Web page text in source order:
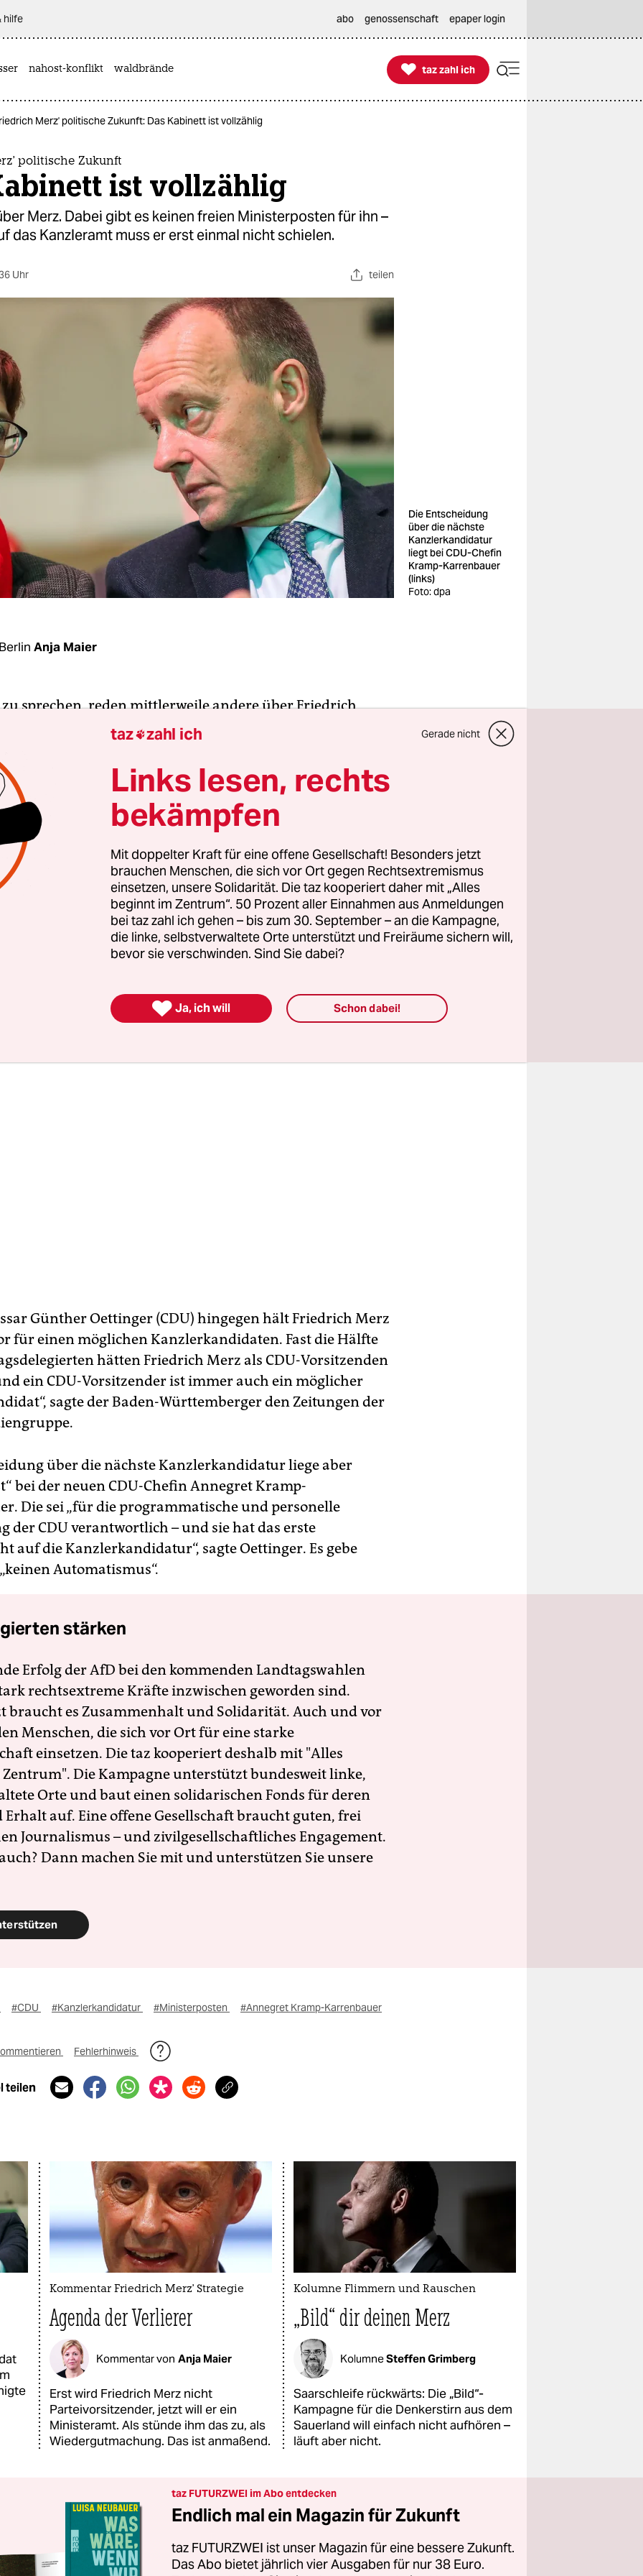
hilfe abo genossenschaft epaper login
nahost-konflikt waldbrände 
taz zahl ich
taz zahl ich
Merz' politische Zukunft: Das Kabinett ist vollzählig
politische Zukunft
ist vollzählig
Merz. Dabei gibt es keinen freien Ministerposten für ihn –
das Kanzleramt muss er erst einmal nicht schielen.
Uhr teilen
Die Entscheidung
über die nächste
Kanzlerkandidatur
liegt bei CDU-Chefin
Kramp-Karrenbauer
(links)
Foto: dpa
Anja Maier
zu sprechen, reden mittlerweile andere über Friedrich
hatte sich der beim CDU-Parteitag knapp gescheiterte
Mitte Dezember gemeldet. Der
Zeitung
gegenüber hatte der Rechtsanwalt und Lobbyist
bereit,
ein Amt als Bundesminister zu übernehmen.
scheint das anders zu sehen. Der
Annegret Kramp-Karrenbauer nun zu Protokoll, sie
letzten Kabinettsfrühstück noch mal durchgezählt und
Das Kabinett war vollzählig“. Insofern sehe sie „für die
Handlungsbedarf“, Friedrich Merz ein Ministeramt
Über ihr Vieraugengespräch mit Merz nach dem
Zeit-Interviewauf die verabredete
oder gar nichts – das würde die Partei auch nicht
Günther Oettinger (CDU) hingegen hält Friedrich Merz
für einen möglichen Kanzlerkandidaten. Fast die Hälfte
hätten Friedrich Merz als CDU-Vorsitzenden
ein CDU-Vorsitzender ist immer auch ein möglicher
sagte der Baden-Württemberger den Zeitungen der
über die nächste Kanzlerkandidatur liege aber
bei der neuen CDU-Chefin Annegret Kramp-
Die sei „für die programmatische und personelle
der CDU verantwortlich – und sie hat das erste
auf die Kanzlerkandidatur“, sagte Oettinger. Es gebe
Automatismus“.
stärken
Erfolg der AfD bei den kommenden Landtagswahlen
rechtsextreme Kräfte inzwischen geworden sind.
braucht es Zusammenhalt und Solidarität. Auch und vor
Menschen, die sich vor Ort für eine starke
einsetzen. Die taz kooperiert deshalb mit "Alles
Die Kampagne unterstützt bundesweit linke,
Orte und baut einen solidarischen Fonds für deren
Erhalt auf. Eine offene Gesellschaft braucht guten, frei
Journalismus – und zivilgesellschaftliches Engagement.
Dann machen Sie mit und unterstützen Sie unsere
#CDU #Kanzlerkandidatur #Ministerposten #Annegret Kramp-Karrenbauer
Fehlerhinweis
teilen
Kommentar Friedrich Merz' Strategie
Agenda der Verlierer
Kommentar von Anja Maier
Erst wird Friedrich Merz nicht
Parteivorsitzender, jetzt will er ein
Ministeramt. Als stünde ihm das zu, als
Wiedergutmachung. Das ist anmaßend.
Kolumne Flimmern und Rauschen
„Bild“ dir deinen Merz
KolumneSteffen Grimberg
Saarschleife rückwärts: Die „Bild“-
Kampagne für die Denkerstirn aus dem
Sauerland will einfach nicht aufhören –
läuft aber nicht.
taz FUTURZWEI im Abo entdecken
Endlich mal ein Magazin für Zukunft
taz FUTURZWEI ist unser Magazin für eine bessere Zukunft.
Das Abo bietet jährlich vier Ausgaben für nur 38 Euro.
taz zahl ich Gerade nicht
Links lesen, rechts
bekämpfen
Mit doppelter Kraft für eine offene Gesellschaft! Besonders jetzt
brauchen Menschen, die sich vor Ort gegen Rechtsextremismus
einsetzen, unsere Solidarität. Die taz kooperiert daher mit „Alles
beginnt im Zentrum“. 50 Prozent aller Einnahmen aus Anmeldungen
bei taz zahl ich gehen – bis zum 30. September – an die Kampagne,
die linke, selbstverwaltete Orte unterstützt und Freiräume sichern will,
bevor sie verschwinden. Sind Sie dabei?
 Ja, ich will Schon dabei!